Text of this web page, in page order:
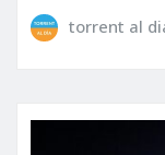
torrent al